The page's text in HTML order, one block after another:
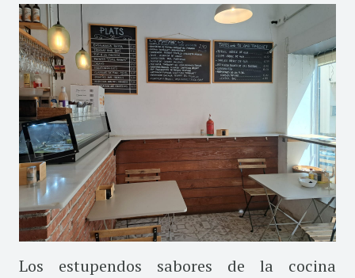
Los estupendos sabores de la cocina